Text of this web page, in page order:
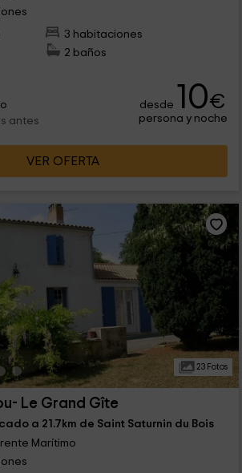
3 habitaciones
2 baños
antes
desde 10€
persona y noche
VER OFERTA
23 Fotos
Le Grand Gîte
a 21.7km de Saint Saturnin du Bois
Marítimo